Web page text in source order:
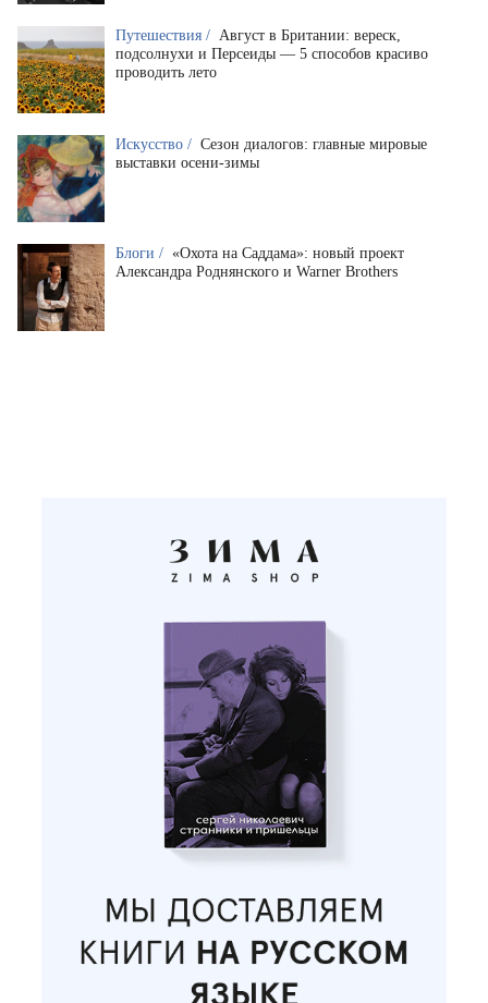
Путешествия / Август в Британии: вереск,
подсолнухи и Персеиды — 5 способов красиво
проводить лето
Искусство / Сезон диалогов: главные мировые
выставки осени-зимы
Блоги / «Охота на Саддама»: новый проект
Александра Роднянского и Warner Brothers